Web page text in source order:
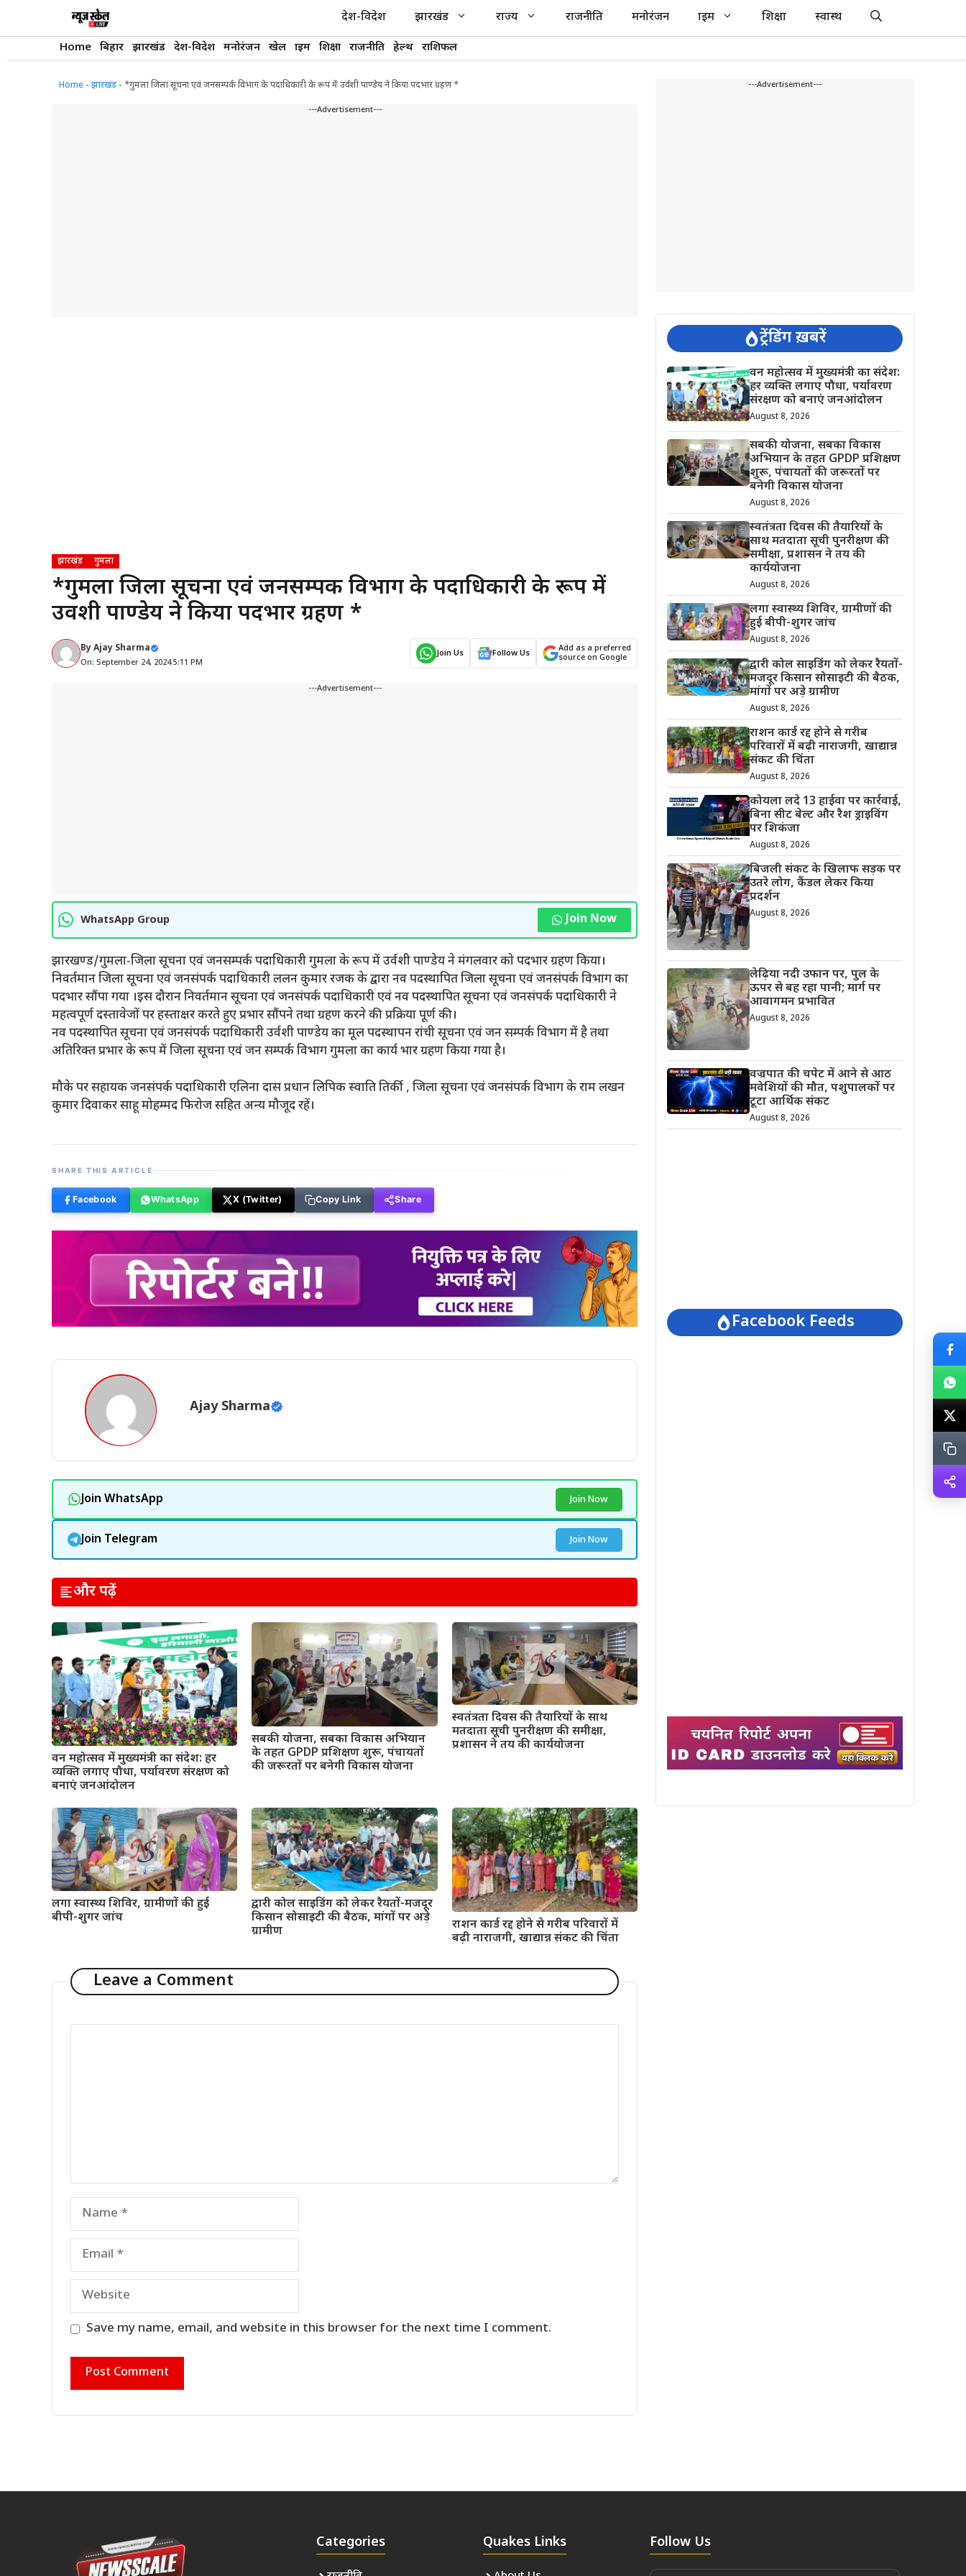
देश-विदेश झारखंड राज्य राजनीति मनोरंजन क्राइम शिक्षा स्वास्थ
Home बिहार झारखंड देश-विदेश मनोरंजन खेल क्राइम शिक्षा राजनीति हेल्थ राशिफल
Home - झारखंड - *गुमला जिला सूचना एवं जनसम्पर्क विभाग के पदाधिकारी के रूप में उर्वशी पाण्डेय ने किया पदभार ग्रहण *
---Advertisement---
झारखंड गुमला
*गुमला जिला सूचना एवं जनसम्पर्क विभाग के पदाधिकारी के रूप में
उर्वशी पाण्डेय ने किया पदभार ग्रहण *
ByAjay Sharma
On: September 24, 2024 5:11 PM
Join Us Follow Us
Add as a preferred
source on Google
---Advertisement---
WhatsApp Group Join Now
झारखण्ड/गुमला-जिला सूचना एवं जनसम्पर्क पदाधिकारी गुमला के रूप में उर्वशी पाण्डेय ने मंगलवार को पदभार ग्रहण किया।
निवर्तमान जिला सूचना एवं जनसंपर्क पदाधिकारी ललन कुमार रजक के द्वारा नव पदस्थापित जिला सूचना एवं जनसंपर्क विभाग का
पदभार सौंपा गया ।इस दौरान निवर्तमान सूचना एवं जनसंपर्क पदाधिकारी एवं नव पदस्थापित सूचना एवं जनसंपर्क पदाधिकारी ने
महत्वपूर्ण दस्तावेजों पर हस्ताक्षर करते हुए प्रभार सौंपने तथा ग्रहण करने की प्रक्रिया पूर्ण की।
नव पदस्थापित सूचना एवं जनसंपर्क पदाधिकारी उर्वशी पाण्डेय का मूल पदस्थापन रांची सूचना एवं जन सम्पर्क विभाग में है तथा
अतिरिक्त प्रभार के रूप में जिला सूचना एवं जन सम्पर्क विभाग गुमला का कार्य भार ग्रहण किया गया है।
मौके पर सहायक जनसंपर्क पदाधिकारी एलिना दास प्रधान लिपिक स्वाति तिर्की , जिला सूचना एवं जनसंपर्क विभाग के राम लखन
कुमार दिवाकर साहू मोहम्मद फिरोज सहित अन्य मौजूद रहें।
SHARE THIS ARTICLE
Facebook WhatsApp X (Twitter) Copy Link Share
Ajay Sharma
Join WhatsApp Join Now
Join Telegram Join Now
और पढ़ें
वन महोत्सव में मुख्यमंत्री का संदेश: हर
व्यक्ति लगाए पौधा, पर्यावरण संरक्षण को
बनाएं जनआंदोलन
सबकी योजना, सबका विकास अभियान
के तहत GPDP प्रशिक्षण शुरू, पंचायतों
की जरूरतों पर बनेगी विकास योजना
स्वतंत्रता दिवस की तैयारियों के साथ
मतदाता सूची पुनरीक्षण की समीक्षा,
प्रशासन ने तय की कार्ययोजना
लगा स्वास्थ्य शिविर, ग्रामीणों की हुई
बीपी-शुगर जांच
द्वारी कोल साइडिंग को लेकर रैयतों-मजदूर
किसान सोसाइटी की बैठक, मांगों पर अड़े
ग्रामीण
राशन कार्ड रद्द होने से गरीब परिवारों में
बढ़ी नाराजगी, खाद्यान्न संकट की चिंता
Leave a Comment
Name
Email
Website
Save my name, email, and website in this browser for the next time I comment.
---Advertisement---
ट्रेंडिंग ख़बरें
वन महोत्सव में मुख्यमंत्री का संदेश:
हर व्यक्ति लगाए पौधा, पर्यावरण
संरक्षण को बनाएं जनआंदोलन
August 8, 2026
सबकी योजना, सबका विकास
अभियान के तहत GPDP प्रशिक्षण
शुरू, पंचायतों की जरूरतों पर
बनेगी विकास योजना
August 8, 2026
स्वतंत्रता दिवस की तैयारियों के
साथ मतदाता सूची पुनरीक्षण की
समीक्षा, प्रशासन ने तय की
कार्ययोजना
August 8, 2026
लगा स्वास्थ्य शिविर, ग्रामीणों की
हुई बीपी-शुगर जांच
August 8, 2026
द्वारी कोल साइडिंग को लेकर रैयतों-
मजदूर किसान सोसाइटी की बैठक,
मांगों पर अड़े ग्रामीण
August 8, 2026
राशन कार्ड रद्द होने से गरीब
परिवारों में बढ़ी नाराजगी, खाद्यान्न
संकट की चिंता
August 8, 2026
कोयला लदे 13 हाईवा पर कार्रवाई,
बिना सीट बेल्ट और रैश ड्राइविंग
पर शिकंजा
August 8, 2026
बिजली संकट के खिलाफ सड़क पर
उतरे लोग, कैंडल लेकर किया
प्रदर्शन
August 8, 2026
लेढ़िया नदी उफान पर, पुल के
ऊपर से बह रहा पानी; मार्ग पर
आवागमन प्रभावित
August 8, 2026
वज्रपात की चपेट में आने से आठ
मवेशियों की मौत, पशुपालकों पर
टूटा आर्थिक संकट
August 8, 2026
Facebook Feeds
Categories Quakes Links Follow Us